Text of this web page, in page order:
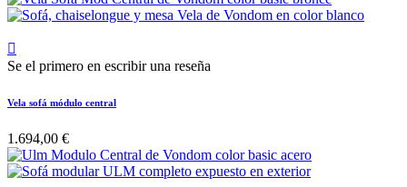

Se el primero en escribir una reseña
Vela sofá módulo central
1.694,00 €